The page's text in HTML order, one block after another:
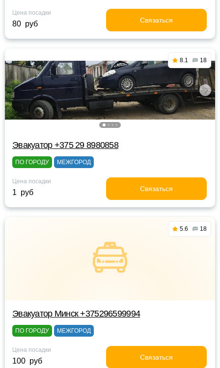
Цена посадки
80 руб Связаться
8.1 18
Эвакуатор +375 29 8980858
ПО ГОРОДУ МЕЖГОРОД
Цена посадки
1 руб Связаться
5.6 18
Эвакуатор Минск +375296599994
ПО ГОРОДУ МЕЖГОРОД
Цена посадки
100 руб Связаться